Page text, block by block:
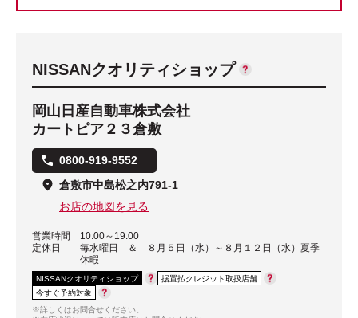
NISSANクオリティショップ
岡山日産自動車株式会社
カートピア２３倉敷
0800-919-9552
倉敷市中島松之内791-1
お店の地図を見る
営業時間
10:00～19:00
定休日
毎水曜日 ＆ ８月５日（水）～８月１２日（水）夏季
休暇
NISSANクオリティショップ
据置払クレジット取扱店舗
今すぐ予約対象
※詳しくはお問合せください。